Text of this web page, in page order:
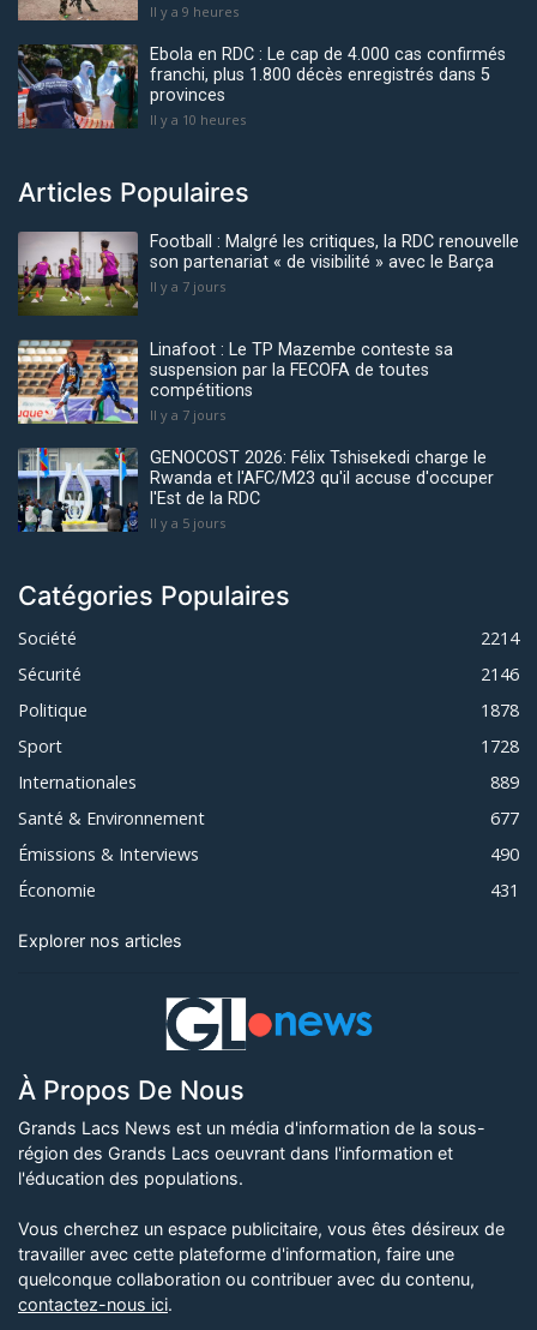
Il y a 9 heures
Ebola en RDC : Le cap de 4.000 cas confirmés
franchi, plus 1.800 décès enregistrés dans 5
provinces
Il y a 10 heures
Articles Populaires
Football : Malgré les critiques, la RDC renouvelle
son partenariat « de visibilité » avec le Barça
Il y a 7 jours
Linafoot : Le TP Mazembe conteste sa
suspension par la FECOFA de toutes
compétitions
Il y a 7 jours
GENOCOST 2026: Félix Tshisekedi charge le
Rwanda et l'AFC/M23 qu'il accuse d'occuper
l'Est de la RDC
Il y a 5 jours
Catégories Populaires
Société
2214
Sécurité
2146
Politique
1878
Sport
1728
Internationales
889
Santé & Environnement
677
Émissions & Interviews
490
Économie
431
Explorer nos articles
À Propos De Nous
Grands Lacs News est un média d'information de la sous-
région des Grands Lacs oeuvrant dans l'information et
l'éducation des populations.
Vous cherchez un espace publicitaire, vous êtes désireux de
travailler avec cette plateforme d'information, faire une
quelconque collaboration ou contribuer avec du contenu,
contactez-nous ici.